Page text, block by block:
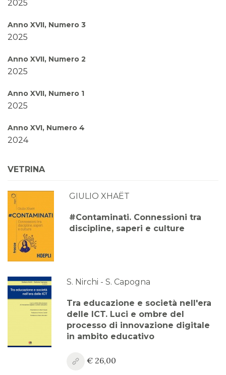
2025
Anno XVII, Numero 3
2025
Anno XVII, Numero 2
2025
Anno XVII, Numero 1
2025
Anno XVI, Numero 4
2024
2024
Anno XVI, Numero 2
2024
Anno XVI, Numero 1
2024
2023
Anno XV, Numero 3
Anno XV, Numero 2
2023
Anno XV, Numero 1
VETRINA
GIULIO XHAËT
#Contaminati. Connessioni tra
discipline, saperi e culture
S. Nirchi - S. Capogna
Tra educazione e società nell'era
delle ICT. Luci e ombre del
processo di innovazione digitale
in ambito educativo
€ 26,00